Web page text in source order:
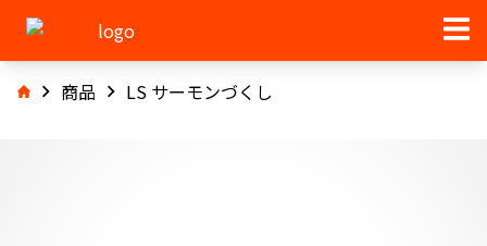
商品 LS サーモンづくし